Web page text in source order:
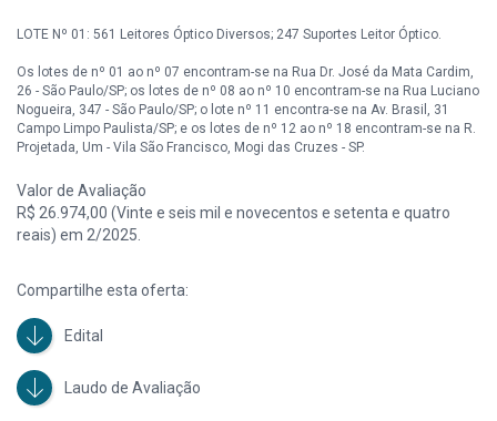
LOTE Nº 01: 561 Leitores Óptico Diversos; 247 Suportes Leitor Óptico.
Os lotes de nº 01 ao nº 07 encontram-se na Rua Dr. José da Mata Cardim,
26 - São Paulo/SP; os lotes de nº 08 ao nº 10 encontram-se na Rua Luciano
Nogueira, 347 - São Paulo/SP; o lote nº 11 encontra-se na Av. Brasil, 31
Campo Limpo Paulista/SP; e os lotes de nº 12 ao nº 18 encontram-se na R.
Projetada, Um - Vila São Francisco, Mogi das Cruzes - SP.
Valor de Avaliação
R$ 26.974,00 (Vinte e seis mil e novecentos e setenta e quatro
reais) em 2/2025.
Compartilhe esta oferta:
Edital
Laudo de Avaliação